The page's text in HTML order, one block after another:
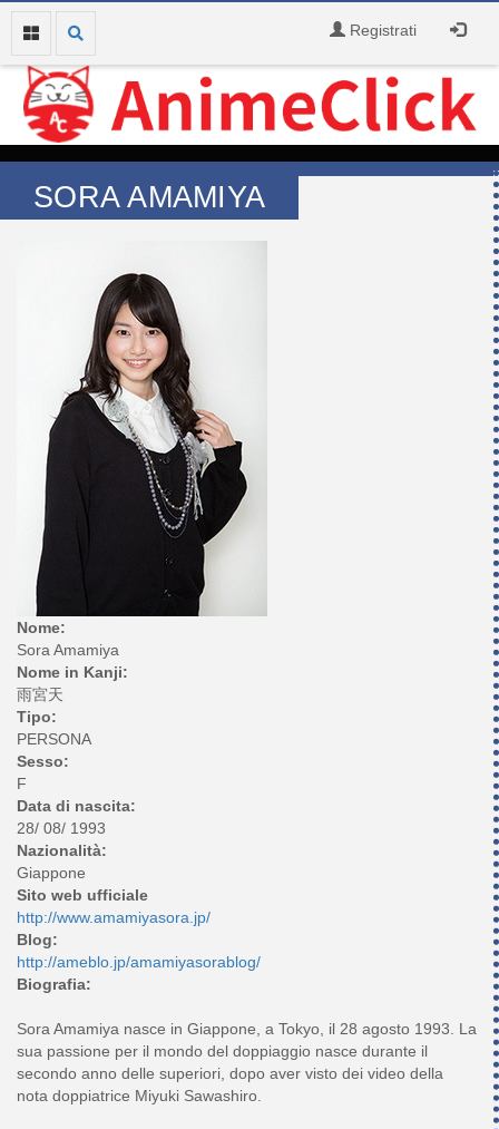
Registrati
SORA AMAMIYA
Nome:
Sora Amamiya
Nome in Kanji:
雨宮天
Tipo:
PERSONA
Sesso:
F
Data di nascita:
28/ 08/ 1993
Nazionalità:
Giappone
Sito web ufficiale
http://www.amamiyasora.jp/
Blog:
http://ameblo.jp/amamiyasorablog/
Biografia:
Sora Amamiya nasce in Giappone, a Tokyo, il 28 agosto 1993. La
sua passione per il mondo del doppiaggio nasce durante il
secondo anno delle superiori, dopo aver visto dei video della
nota doppiatrice Miyuki Sawashiro.